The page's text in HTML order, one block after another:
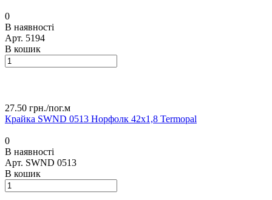
0
В наявності
Арт. 5194
В кошик
27.50 грн./пог.м
Крайка SWND 0513 Норфолк 42х1,8 Termopal
0
В наявності
Арт. SWND 0513
В кошик